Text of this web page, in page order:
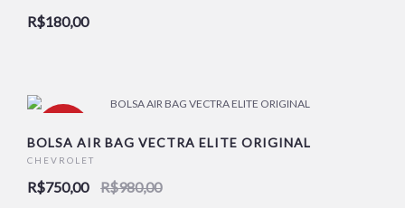
R$180,00
NOVO
BOLSA AIR BAG VECTRA ELITE ORIGINAL
CHEVROLET
R$750,00 R$980,00